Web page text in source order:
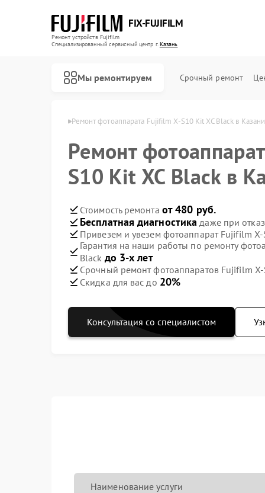
FIX-FUJIFILM
Ремонт устройств Fujifilm
Специализированный cервисный центр г.Казань
Мы ремонтируем Срочный ремонт
Ремонт фотоаппарата Fujifilm X-S10 Kit XC Black в Казани
Ремонт
S10 Kit XC Black в
Стоимость ремонта от 480 руб.
Бесплатная диагностика даже при
Привезем и увезем фотоаппарат Fujifilm
Гарантия на наши работы по ремонту
Black до 3-х лет
Срочный ремонт фотоаппаратов Fujifilm X-
Скидка для вас до 20%
Консультация со специалистом
Наименование услуги